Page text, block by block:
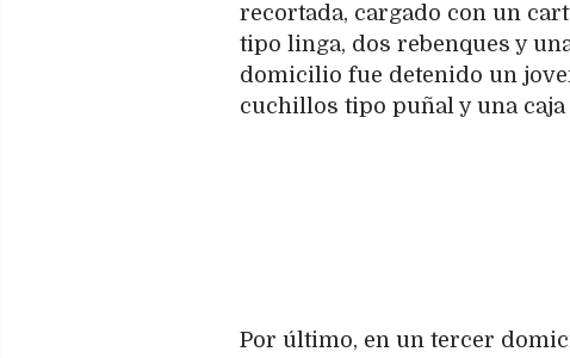
recortada, cargado con un
tipo linga, dos rebenques y
domicilio fue detenido un
cuchillos tipo puñal y una
Por último, en un tercer